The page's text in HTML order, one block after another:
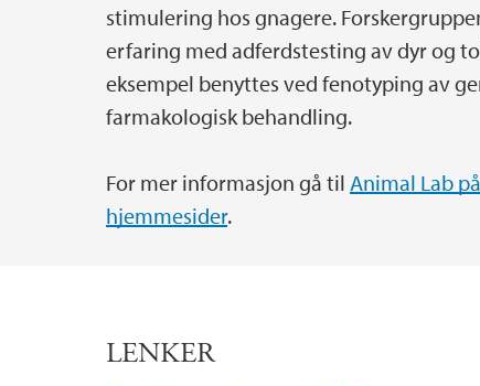
stimulering hos gnagere.
erfaring med adferdstesting av dyr og
eksempel benyttes ved fenotyping av
farmakologisk behandling.
For mer informasjon gå til Animal Lab
hjemmesider.
LENKER